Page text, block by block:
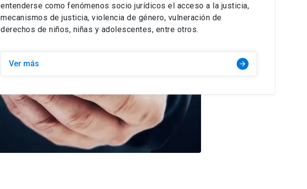
entenderse como fenómenos socio jurídicos el acceso a la justicia,
mecanismos de justicia, violencia de género, vulneración de
derechos de niños, niñas y adolescentes, entre otros.
Ver más arrow_forward